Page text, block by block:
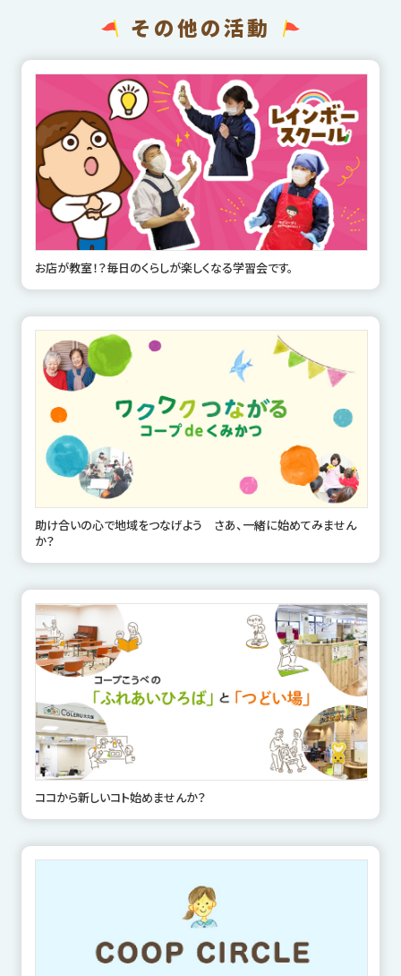
その他の活動
お店が教室！？毎日のくらしが楽しくなる学習会です。
助け合いの心で地域をつなげよう さあ、一緒に始めてみません
か？
ココから新しいコト始めませんか？